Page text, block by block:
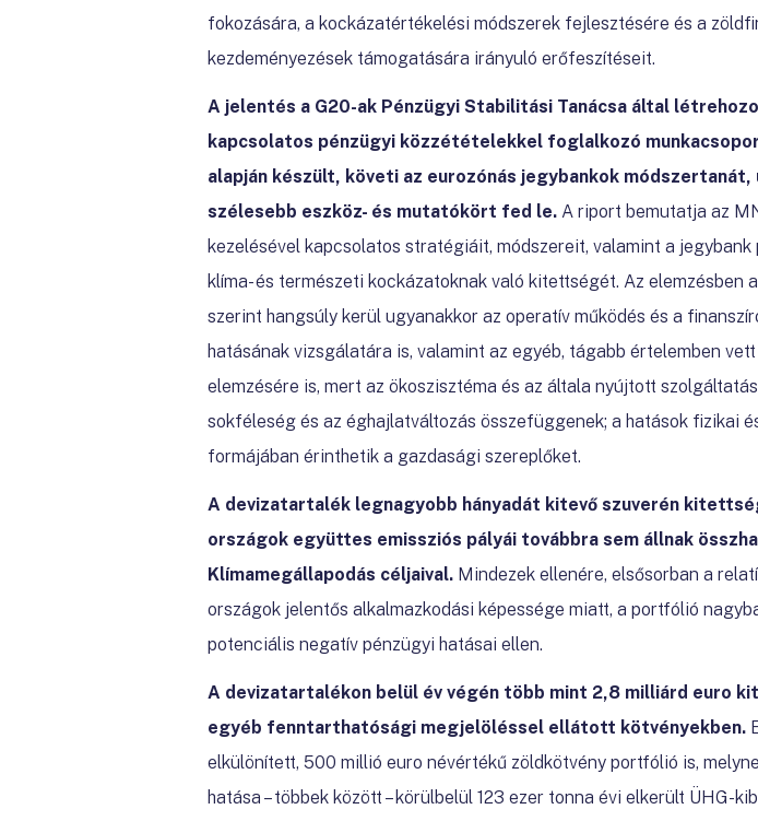
fokozására, a kockázatértékelési módszerek fejlesztésére és a
kezdeményezések támogatására irányuló erőfeszítéseit.
A jelentés a G20-ak Pénzügyi Stabilitási Tanácsa által
kapcsolatos pénzügyi közzétételekkel foglalkozó
alapján készült, követi az eurozónás jegybankok módszertanát,
szélesebb eszköz- és mutatókört fed le. A riport bemutatja az
kezelésével kapcsolatos stratégiáit, módszereit, valamint a jegybank
klíma- és természeti kockázatoknak való kitettségét. Az elemzésben
szerint hangsúly kerül ugyanakkor az operatív működés és a
hatásának vizsgálatára is, valamint az egyéb, tágabb értelemben
elemzésére is, mert az ökoszisztéma és az általa nyújtott
sokféleség és az éghajlatváltozás összefüggenek; a hatások fizikai
formájában érinthetik a gazdasági szereplőket.
A devizatartalék legnagyobb hányadát kitevő szuverén
országok együttes emissziós pályái továbbra sem állnak
Klímamegállapodás céljaival. Mindezek ellenére, elsősorban a
országok jelentős alkalmazkodási képessége miatt, a portfólió
potenciális negatív pénzügyi hatásai ellen.
A devizatartalékon belül év végén több mint 2,8 milliárd euro
egyéb fenntarthatósági megjelöléssel ellátott kötvényekben.
elkülönített, 500 millió euro névértékű zöldkötvény portfólió is,
hatása – többek között – körülbelül 123 ezer tonna évi elkerült ÜHG-